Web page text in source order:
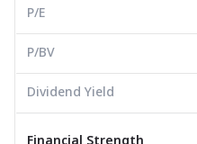
Dividend Yield
Financial Strength
D/E
Current Ratio
P/E
P/BV
Dividend Yield